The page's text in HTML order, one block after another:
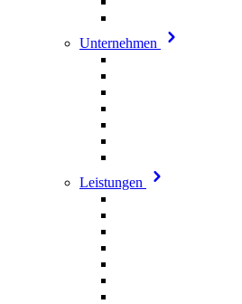
Unternehmen
Leistungen